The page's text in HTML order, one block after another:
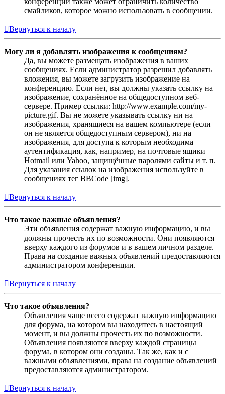
смайликов, которое можно использовать в сообщении.
Вернуться к началу
Могу ли я добавлять изображения к сообщениям?
Да, вы можете размещать изображения в ваших
сообщениях. Если администратор разрешил добавлять
вложения, вы можете загрузить изображение на
конференцию. Если нет, вы должны указать ссылку на
изображение, сохранённое на общедоступном веб-
сервере. Пример ссылки: http://www.example.com/my-
picture.gif. Вы не можете указывать ссылку ни на
изображения, хранящиеся на вашем компьютере (если
он не является общедоступным сервером), ни на
изображения, для доступа к которым необходима
аутентификация, как, например, на почтовые ящики
Hotmail или Yahoo, защищённые паролями сайты и т. п.
Для указания ссылок на изображения используйте в
сообщениях тег BBCode [img].
Вернуться к началу
Что такое важные объявления?
Эти объявления содержат важную информацию, и вы
должны прочесть их по возможности. Они появляются
вверху каждого из форумов и в вашем личном разделе.
Права на создание важных объявлений предоставляются
администратором конференции.
Вернуться к началу
Что такое объявления?
Объявления чаще всего содержат важную информацию
для форума, на котором вы находитесь в настоящий
момент, и вы должны прочесть их по возможности.
Объявления появляются вверху каждой страницы
форума, в котором они созданы. Так же, как и с
важными объявлениями, права на создание объявлений
предоставляются администратором.
Вернуться к началу